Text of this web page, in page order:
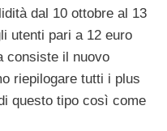
dal 10 ottobre al 13
utenti pari a 12 euro
consiste il nuovo
riepilogare tutti i plus
questo tipo così come